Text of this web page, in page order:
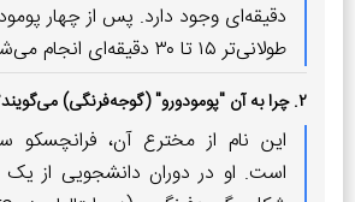
دقیقه‌ای وجود دارد. پس از چهار
طولانی‌تر ۱۵ تا ۳۰ دقیقه‌ای انجام می‌شود.
۲. چرا به آن "پومودورو" (گوجه‌فرنگی) می‌گویند؟
این نام از مخترع آن، فرانچسکو
است. او در دوران دانشجویی از یک